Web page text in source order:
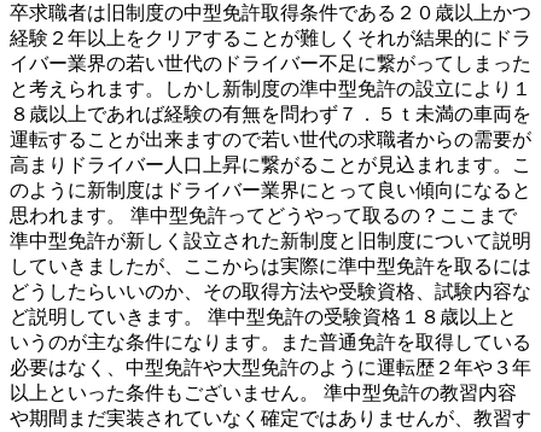
卒求職者は旧制度の中型免許取得条件である２０歳以上かつ
経験２年以上をクリアすることが難しくそれが結果的にドラ
イバー業界の若い世代のドライバー不足に繋がってしまった
と考えられます。しかし新制度の準中型免許の設立により１
８歳以上であれば経験の有無を問わず７．５ｔ未満の車両を
運転することが出来ますので若い世代の求職者からの需要が
高まりドライバー人口上昇に繋がることが見込まれます。こ
のように新制度はドライバー業界にとって良い傾向になると
思われます。 準中型免許ってどうやって取るの？ここまで
準中型免許が新しく設立された新制度と旧制度について説明
していきましたが、ここからは実際に準中型免許を取るには
どうしたらいいのか、その取得方法や受験資格、試験内容な
ど説明していきます。 準中型免許の受験資格１８歳以上と
いうのが主な条件になります。また普通免許を取得している
必要はなく、中型免許や大型免許のように運転歴２年や３年
以上といった条件もございません。 準中型免許の教習内容
や期間まだ実装されていなく確定ではありませんが、教習す